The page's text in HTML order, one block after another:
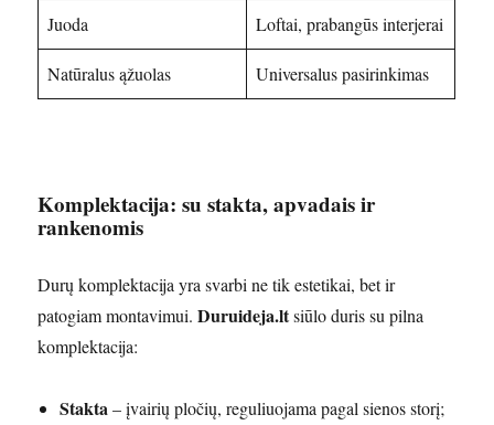
Juoda Loftai, prabangūs interjerai
Natūralus ąžuolas Universalus pasirinkimas
Komplektacija: su stakta, apvadais ir
rankenomis
Durų komplektacija yra svarbi ne tik estetikai, bet ir
patogiam montavimui.Duruideja.ltsiūlo duris su pilna
komplektacija:
Stakta– įvairių pločių, reguliuojama pagal sienos storį;